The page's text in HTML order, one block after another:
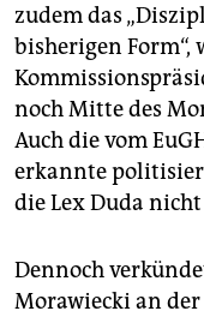
zudem das
bisherigen Form“,
noch Mitte des
Auch die vom
erkannte
die Lex Duda
Dennoch
Morawiecki an